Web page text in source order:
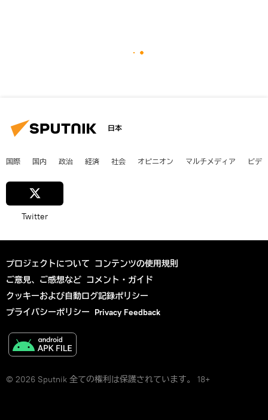
日本
国際 国内 政治 経済 社会 オピニオン マルチメディア ビデ
Twitter
プロジェクトについて コンテンツの使用規則
ご意見、ご感想など コメント・ガイド
クッキーおよび自動ログ記録ポリシー
プライバシーポリシー Privacy Feedback
© 2026 Sputnik 全ての権利は保護されています。 18+